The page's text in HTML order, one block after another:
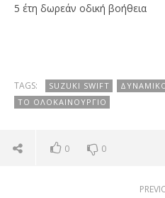
5 έτη δωρεάν οδική βοήθεια
TAGS: SUZUKI SWIFT
ΔΥΝΑΜΙΚΌ
ΤΟ ΟΛΟΚΑΊΝΟΥΡΓΙΟ
0 0